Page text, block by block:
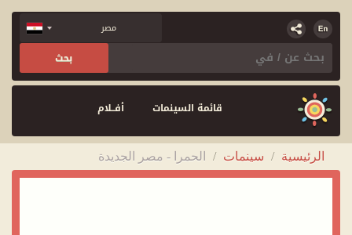
قائمة السينمات أفــلام
الرئيسية / سينمات / الحمرا - مصر الجديدة